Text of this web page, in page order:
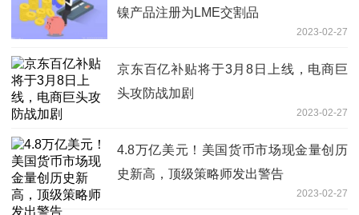
镍产品注册为LME交割品
2023-02-27
京东百亿补贴将于3月8日上线，电商巨
头攻防战加剧
2023-02-27
4.8万亿美元！美国货币市场现金量创历
史新高，顶级策略师发出警告
2023-02-27